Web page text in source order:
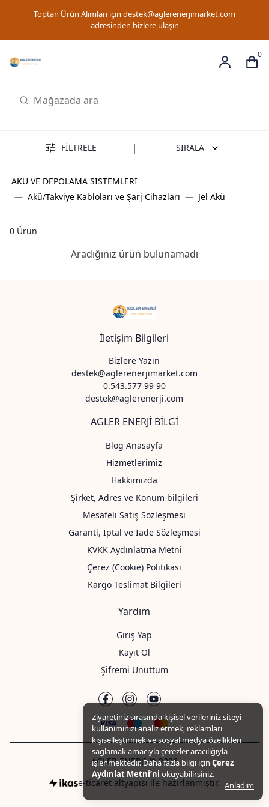
Toptan Ürün Alımları için destek@aglerenerjimarket.com
adresinden bizlere ulaşın
0
Ziyaretiniz sırasında kişisel verileriniz siteyi
kullanımınızı analiz etmek, reklamları
kişiselleştirmek ve sosyal medya özellikleri
sağlamak amacıyla çerezler aracılığıyla
işlenmektedir. Daha fazla bilgi için Çerez
Aydınlat Metni’ni okuyabilirsiniz.
Anladım
FİLTRELE | SIRALA
AKÜ VE DEPOLAMA SİSTEMLERİ
Akü/Takviye Kabloları ve Şarj Cihazları
Jel Akü
0 Ürün
Aradığınız ürün bulunamadı
AGLER ENERJİ BİLGİ
Blog Anasayfa
Hizmetlerimiz
Hakkımızda
Şirket, Adres ve Konum bilgileri
Mesafeli Satış Sözleşmesi
Garanti, İptal ve İade Sözleşmesi
KVKK Aydınlatma Metni
Çerez (Cookie) Politikası
Kargo Teslimat Bilgileri
İletişim Bilgileri
Bizlere Yazın
destek@aglerenerjimarket.com
0.543.577 99 90
destek@aglerenerji.com
Yardım
Giriş Yap
Kayıt Ol
Şifremi Unuttum
AGLER ENERJİ © 2026
e-ticaret altyapısı ile hazırlanmıştır.